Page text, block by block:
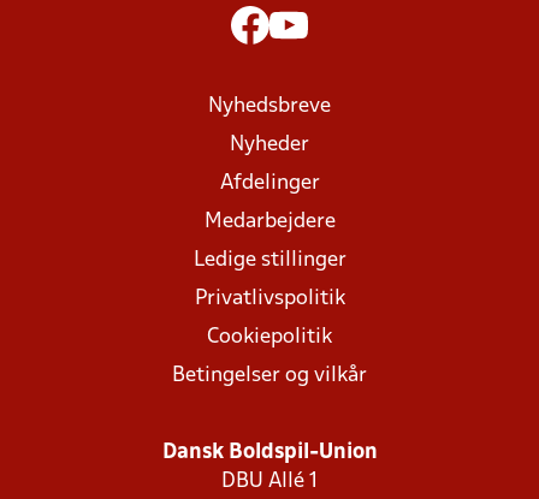
Nyhedsbreve
Nyheder
Afdelinger
Medarbejdere
Ledige stillinger
Privatlivspolitik
Cookiepolitik
Betingelser og vilkår
Dansk Boldspil-Union
DBU Allé 1